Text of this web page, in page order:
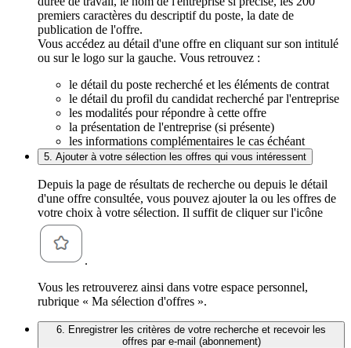
premiers caractères du descriptif du poste, la date de
publication de l'offre.
Vous accédez au détail d'une offre en cliquant sur son intitulé
ou sur le logo sur la gauche. Vous retrouvez :
le détail du poste recherché et les éléments de contrat
le détail du profil du candidat recherché par l'entreprise
les modalités pour répondre à cette offre
la présentation de l'entreprise (si présente)
les informations complémentaires le cas échéant
5. Ajouter à votre sélection les offres qui vous intéressent
Depuis la page de résultats de recherche ou depuis le détail
d'une offre consultée, vous pouvez ajouter la ou les offres de
votre choix à votre sélection. Il suffit de cliquer sur l'icône
.
Vous les retrouverez ainsi dans votre espace personnel,
rubrique « Ma sélection d'offres ».
6. Enregistrer les critères de votre recherche et recevoir les
offres par e-mail (abonnement)